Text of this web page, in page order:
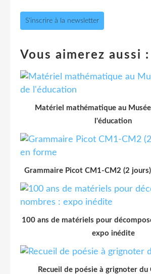
S'inscrire à la newsletter
Vous aimerez aussi :
Matériel mathématique au
l'éducation
Grammaire Picot CM1-CM2 (2
100 ans de matériels pour
expo inédite
Recueil de poésie à grignoter du